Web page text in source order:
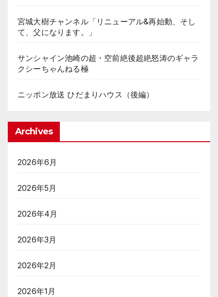
宮城大樹チャンネル「リニューアル&再始動、そし
て、父になります。」
サンシャイン池崎の超・空前絶後超絶怒涛のギャラ
クシーちゃんねる極
ニッポン放送 ひだまりハウス（後編）
Archives
2026年6月
2026年5月
2026年4月
2026年3月
2026年2月
2026年1月